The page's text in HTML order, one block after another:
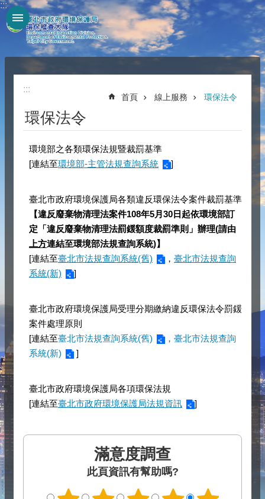
跳到主要內容區塊
:::
:::
首頁 線上服務 環保法令
環保法令
環境部之各類環保法規暨裁罰基準
[連結至環境部-主管法規查詢系統 ]
臺北市政府環境保護局各類違反環保法令案件裁罰基準
【違反廢棄物清理法案件108年5月30日起依環境部訂
定「違反廢棄物清理法罰鍰額度裁罰準則」辦理(請由
上方連結至環境部法規查詢系統)】
[連結至臺北市法規查詢系統(舊) ， 臺北市法規查詢
系統(新)
]
臺北市政府環境保護局受理分期繳納違反環保法令罰鍰
案件處理原則
[連結至臺北市法規查詢系統(舊) ， 臺北市法規查詢
系統(新)
]
臺北市政府環境保護局各項環保法規
[連結至臺北市政府環境保護局法規資訊 ]
滿意度調查
此頁資訊有幫助嗎?